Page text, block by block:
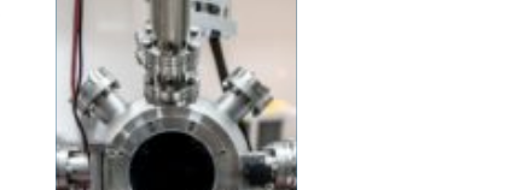
administration. När
bokföring, löner och
deklarationer börjar ta
mer tid än affärerna, blir
en professionell partner
en vik...